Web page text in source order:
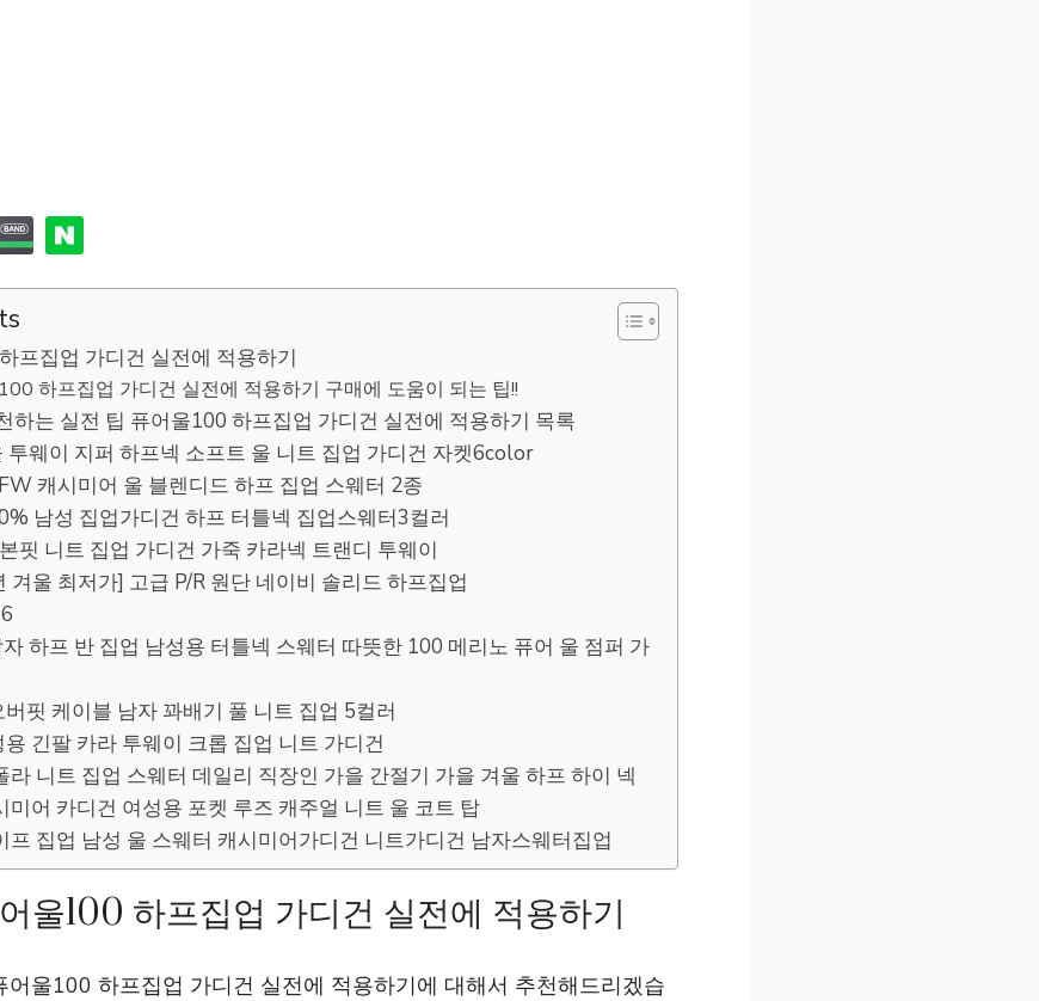
프집업 가디건 실전에 적용하기
하프집업 가디건 실전에 적용하기 구매에 도움이 되는 팁!!
하는 실전 팁 퓨어울100 하프집업 가디건 실전에 적용하기 목록
투웨이 지퍼 하프넥 소프트 울 니트 집업 가디건 자켓6color
캐시미어 울 블렌디드 하프 집업 스웨터 2종
남성 집업가디건 하프 터틀넥 집업스웨터3컬러
핏 니트 집업 가디건 가죽 카라넥 트랜디 투웨이
겨울 최저가] 고급 P/R 원단 네이비 솔리드 하프집업
하프 반 집업 남성용 터틀넥 스웨터 따뜻한 100 메리노 퓨어 울 점퍼 가
핏 케이블 남자 꽈배기 풀 니트 집업 5컬러
긴팔 카라 투웨이 크롭 집업 니트 가디건
라 니트 집업 스웨터 데일리 직장인 가을 간절기 가을 겨울 하프 하이 넥
미어 카디건 여성용 포켓 루즈 캐주얼 니트 울 코트 탑
프 집업 남성 울 스웨터 캐시미어가디건 니트가디건 남자스웨터집업
울100 하프집업 가디건 실전에 적용하기
어울100 하프집업 가디건 실전에 적용하기에 대해서 추천해드리겠습